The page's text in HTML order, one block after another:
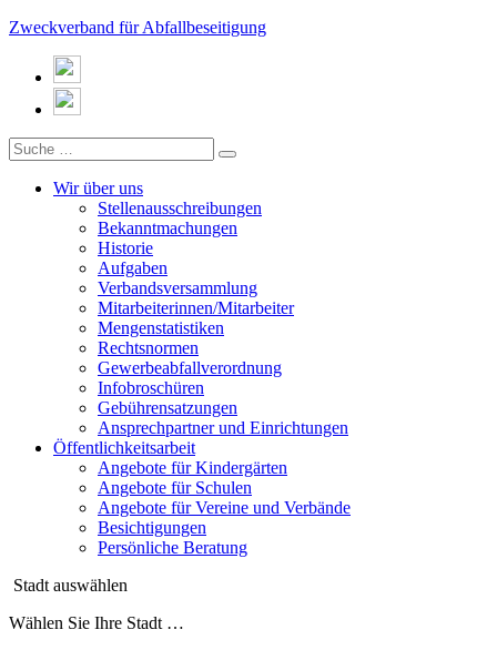
Zweckverband für Abfallbeseitigung
Wir über uns
Stellenausschreibungen
Bekanntmachungen
Historie
Aufgaben
Verbandsversammlung
Mitarbeiterinnen/Mitarbeiter
Mengenstatistiken
Rechtsnormen
Gewerbeabfallverordnung
Infobroschüren
Gebührensatzungen
Ansprechpartner und Einrichtungen
Öffentlichkeitsarbeit
Angebote für Kindergärten
Angebote für Schulen
Angebote für Vereine und Verbände
Besichtigungen
Persönliche Beratung
Stadt auswählen
Wählen Sie Ihre Stadt …